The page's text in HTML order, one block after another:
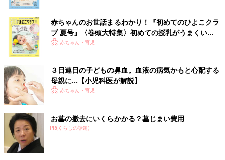
赤ちゃんのお世話まるわかり！『初めてのひよこクラ
ブ 夏号』〈巻頭大特集〉初めての授乳がうまくい
く！ おっぱい・ミルクの基本と夏のトラブル 解決テ
赤ちゃん・育児
３日連日の子どもの鼻血。血液の病気かもと心配する
母親に…【小児科医が解説】
赤ちゃん・育児
お墓の撤去にいくらかかる？墓じまい費用
PR(くらしの話題)